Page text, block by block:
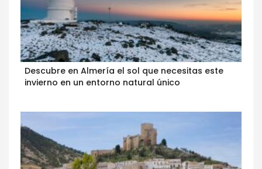
Descubre en Almería el sol que necesitas este
invierno en un entorno natural único